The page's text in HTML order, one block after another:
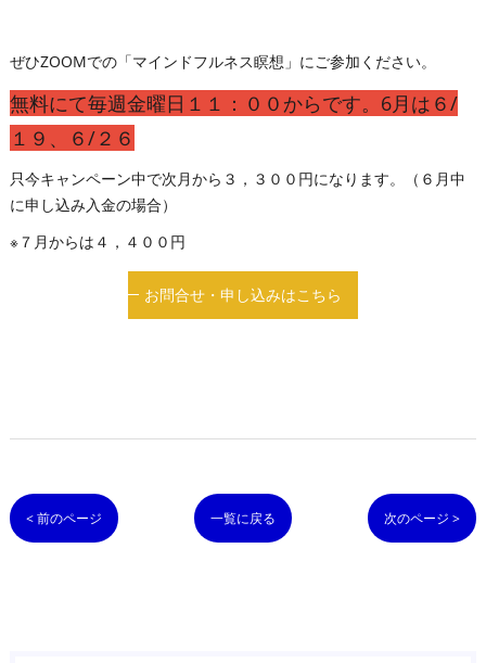
ぜひZOOMでの「マインドフルネス瞑想」にご参加ください。
無料にて毎週金曜日１１：００からです。6月は６/
１９、６/２６
只今キャンペーン中で次月から３，３００円になります。（６月中
に申し込み入金の場合）
※７月からは４，４００円
お問合せ・申し込みはこちら
< 前のページ 一覧に戻る 次のページ >